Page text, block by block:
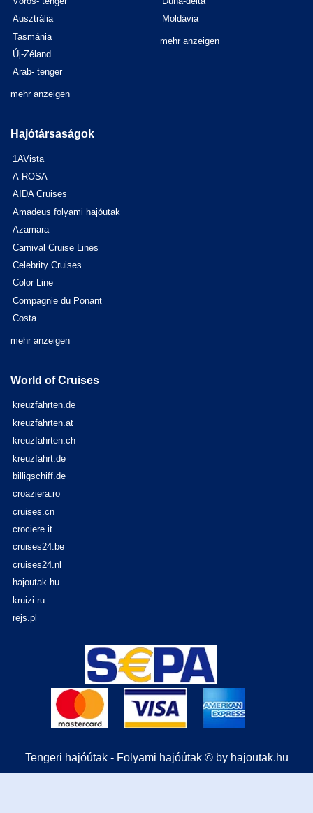
Ausztrália
Tasmánia
Új-Zéland
Arab- tenger
mehr anzeigen
Moldávia
mehr anzeigen
Hajótársaságok
1AVista
A-ROSA
AIDA Cruises
Amadeus folyami hajóutak
Azamara
Carnival Cruise Lines
Celebrity Cruises
Color Line
Compagnie du Ponant
Costa
mehr anzeigen
World of Cruises
kreuzfahrten.de
kreuzfahrten.at
kreuzfahrten.ch
kreuzfahrt.de
billigschiff.de
croaziera.ro
cruises.cn
crociere.it
cruises24.be
cruises24.nl
hajoutak.hu
kruizi.ru
rejs.pl
Tengeri hajóútak - Folyami hajóútak © by hajoutak.hu